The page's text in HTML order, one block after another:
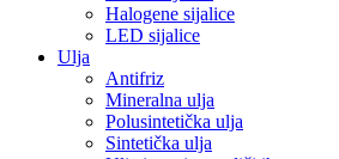
Halogene sijalice
LED sijalice
Ulja
Antifriz
Mineralna ulja
Polusintetička ulja
Sintetička ulja